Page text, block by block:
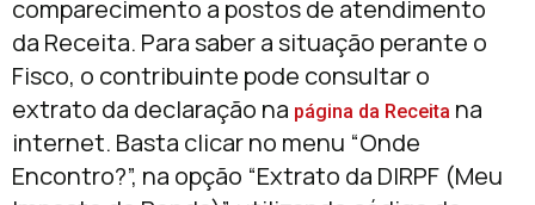
comparecimento a postos de atendimento
da Receita. Para saber a situação perante o
Fisco, o contribuinte pode consultar o
extrato da declaração na página da Receita na
internet. Basta clicar no menu “Onde
Encontro?”, na opção “Extrato da DIRPF (Meu